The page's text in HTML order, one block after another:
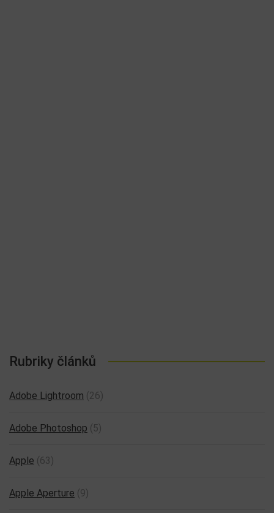
Rubriky článků
Adobe Lightroom (26)
Adobe Photoshop (5)
Apple (63)
Apple Aperture (9)